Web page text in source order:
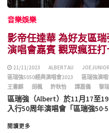
音樂娛樂
影帝任達華 為好友區
演唱會嘉賓 觀眾瘋狂打
21/11/2023 ALBERTAU JOEJUNIOR
區瑞強5050經典演唱會2023
區瑞強演
王書麒
胡楓 許秋怡 譚嘉儀 黎
區瑞強（Albert）於11月17至
入行50周年演唱會「區瑞強
閱讀更多